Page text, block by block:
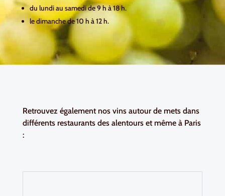
du lundi au samedi de 9 h à 18 h.
le dimanche de 10 h à 12 h.
Retrouvez également nos vins autour de mets dans
différents restaurants des alentours et même à Paris
: